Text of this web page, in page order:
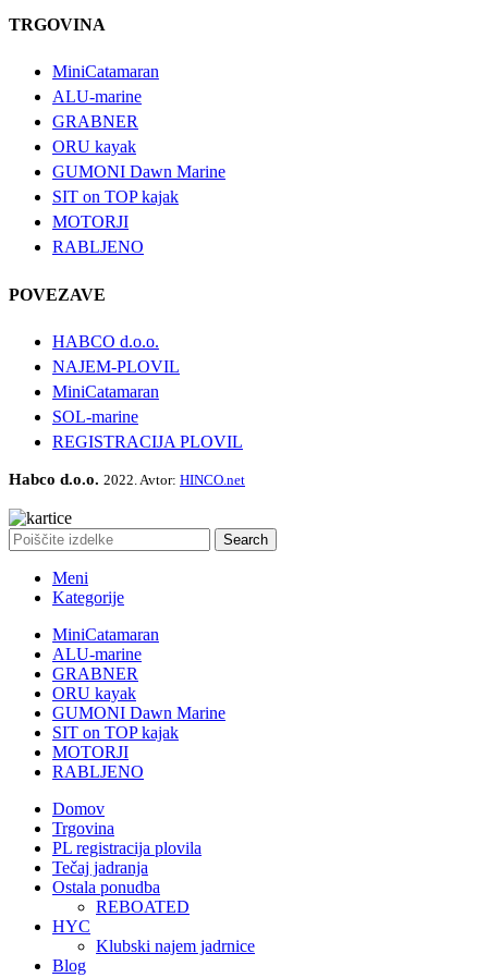
TRGOVINA
MiniCatamaran
ALU-marine
GRABNER
ORU kayak
GUMONI Dawn Marine
SIT on TOP kajak
MOTORJI
RABLJENO
POVEZAVE
HABCO d.o.o.
NAJEM-PLOVIL
MiniCatamaran
SOL-marine
REGISTRACIJA PLOVIL
Habco d.o.o. 2022. Avtor: HINCO.net
Search
Meni
Kategorije
MiniCatamaran
ALU-marine
GRABNER
ORU kayak
GUMONI Dawn Marine
SIT on TOP kajak
MOTORJI
RABLJENO
Domov
Trgovina
PL registracija plovila
Tečaj jadranja
Ostala ponudba
REBOATED
HYC
Klubski najem jadrnice
Blog